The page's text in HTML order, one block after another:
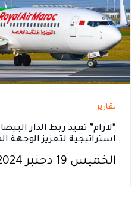
تقارير
“لارام” تعيد ربط الدار
استراتيجية لتعزيز الوجهة
الخميس 19 دجنبر 2024